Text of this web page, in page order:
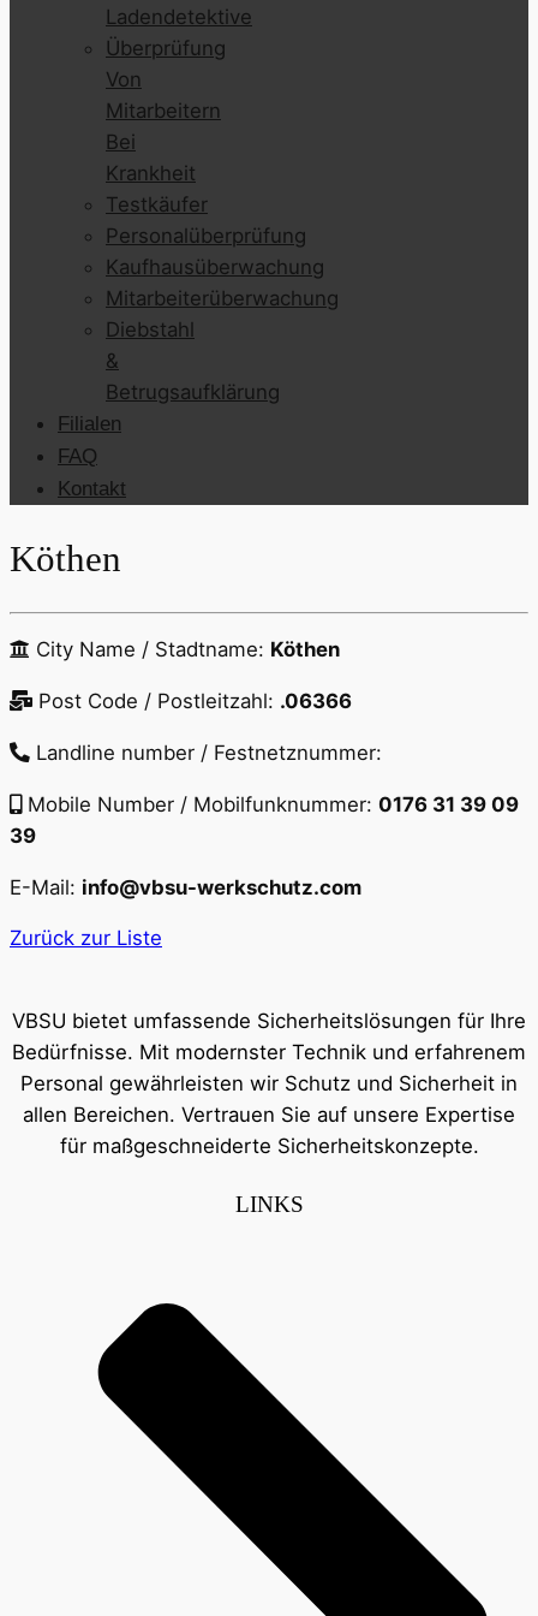
Ladendetektive
Überprüfung
Von
Mitarbeitern
Bei
Krankheit
Testkäufer
Personalüberprüfung
Kaufhausüberwachung
Mitarbeiterüberwachung
Diebstahl
&
Betrugsaufklärung
Filialen
FAQ
Kontakt
Köthen
City Name / Stadtname: Köthen
Post Code / Postleitzahl: .06366
Landline number / Festnetznummer:
Mobile Number / Mobilfunknummer: 0176 31 39 09
39
E-Mail: info@vbsu-werkschutz.com
Zurück zur Liste
VBSU bietet umfassende Sicherheitslösungen für Ihre
Bedürfnisse. Mit modernster Technik und erfahrenem
Personal gewährleisten wir Schutz und Sicherheit in
allen Bereichen. Vertrauen Sie auf unsere Expertise
für maßgeschneiderte Sicherheitskonzepte.
LINKS